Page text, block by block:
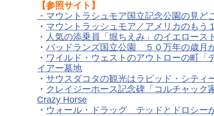
【参照サイト】
・マウントラシュモア国立記念公園の見ど
・ マウントラッシュモア／アメリカのもう
・ 人気の添乗員「堀ちえみ」のイエロー
・ バッドランズ国立公園 ５０万年の歳月
・ ワイルド・ウェストのアウトローの町「
イアー墓地
・ サウスダコタの観光はラピッド・シテ
・ クレイジーホース記念碑「コルチャック
Crazy Horse
・ ウォール・ドラッグ テッドとドロシー